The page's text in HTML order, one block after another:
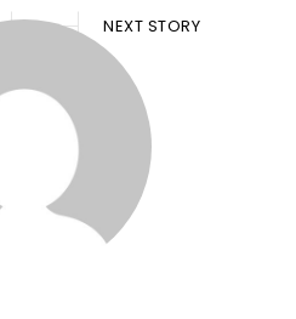
NEXT STORY